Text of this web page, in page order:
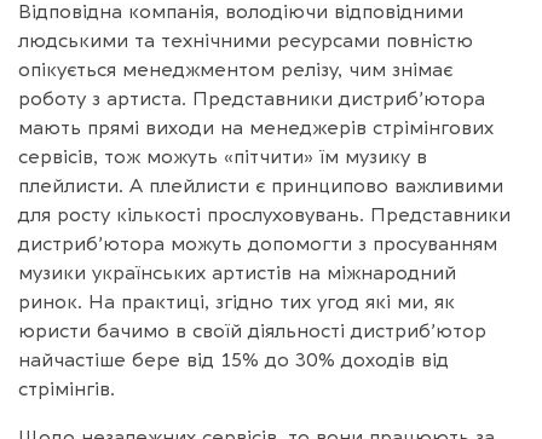
Відповідна компанія, володіючи відповідними
людськими та технічними ресурсами повністю
опікується менеджментом релізу, чим знімає
роботу з артиста. Представники дистриб’ютора
мають прямі виходи на менеджерів стрімінгових
сервісів, тож можуть «пітчити» їм музику в
плейлисти. А плейлисти є принципово важливими
для росту кількості прослуховувань. Представники
дистриб’ютора можуть допомогти з просуванням
музики українських артистів на міжнародний
ринок. На практиці, згідно тих угод які ми, як
юристи бачимо в своїй діяльності дистриб’ютор
найчастіше бере від 15% до 30% доходів від
стрімінгів.